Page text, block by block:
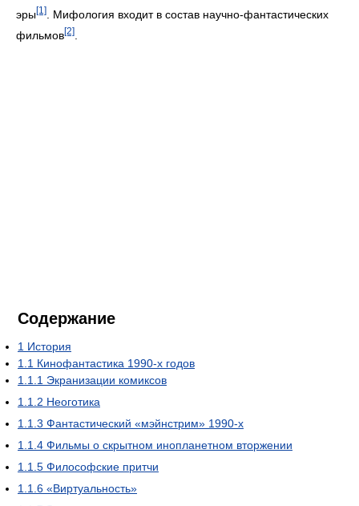
эры[1]
. Мифология входит в состав научно-фантастических
фильмов[2]
Содержание
1 История
1.1 Кинофантастика 1990-х годов
1.1.1 Экранизации комиксов
1.1.2 Неоготика
1.1.3 Фантастический «мэйнстрим» 1990-х
1.1.4 Фильмы о скрытном инопланетном вторжении
1.1.5 Философские притчи
1.1.6 «Виртуальность»